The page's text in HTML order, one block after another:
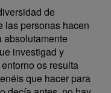
de
las personas hacen
absolutamente
investigad y
os resulta
que hacer para